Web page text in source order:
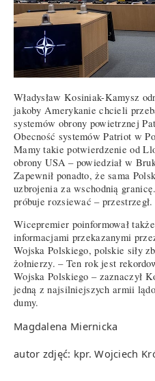
Władysław Kosiniak-Kamysz
jakoby Amerykanie chcieli
systemów obrony powietrznej
Obecność systemów Patriot w
Mamy takie potwierdzenie od
obrony USA – powiedział w
Zapewnił ponadto, że sama
uzbrojenia za wschodnią
próbuje rozsiewać – przestrzegł.
Wicepremier poinformował
informacjami przekazanymi
Wojska Polskiego, polskie siły
żołnierzy. – Ten rok jest
Wojska Polskiego – zaznaczył
jedną z najsilniejszych armii
dumy.
Magdalena Miernicka
autor zdjęć: kpr. Wojciech